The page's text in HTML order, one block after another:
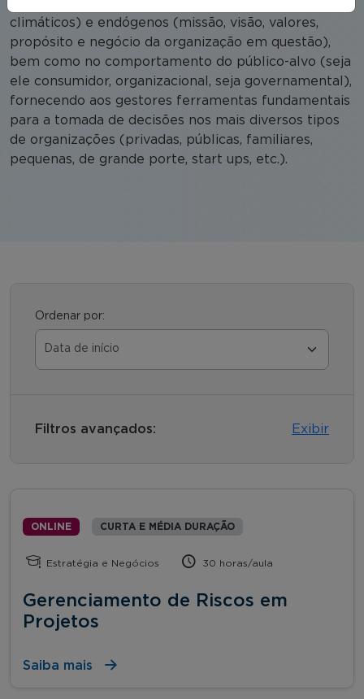
climáticos) e endógenos (missão, visão, valores,
propósito e negócio da organização em questão),
bem como no comportamento do público-alvo (seja
ele consumidor, organizacional, seja governamental),
fornecendo aos gestores ferramentas fundamentais
para a tomada de decisões nos mais diversos tipos
de organizações (privadas, públicas, familiares,
pequenas, de grande porte, start ups, etc.).
Ordenar por:
Filtros avançados: Exibir
ONLINE CURTA E MÉDIA DURAÇÃO
Estratégia e Negócios 30 horas/aula
Gerenciamento de Riscos em
Projetos
Saiba mais